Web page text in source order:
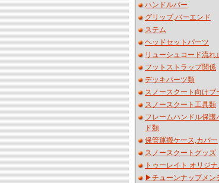
ハンドルバー
グリップ,バーエンド
ステム
ヘッドセットパーツ
リューシュコード流れ
フットストラップ関係
デッキパーツ類
スノースクート向けブ
スノースクート工具類
フレームハンドル保護
ド類
保管運搬ケース,カバー
スノースクートグッズ
トゥーレイト オリジ
▶︎チューンナップメン